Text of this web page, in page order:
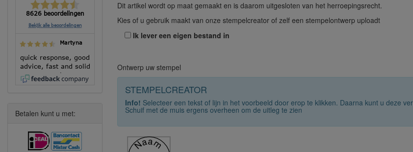
Dit artikel wordt op maat gemaakt en is daarom uitgesloten van het herroepingsrecht.
Kies of u gebruik maakt van onze stempelcreator of zelf een stempelontwerp uploadt
Ik lever een eigen bestand in
Ontwerp uw stempel
STEMPELCREATOR
Info! Selecteer een tekst of lijn in het voorbeeld door erop te klikken. Daarna kunt u deze
Schuif met de muis ergens overheen om de uitleg te zien
Naam
8626 beoordelingen
Bekijk alle beoordelingen
Martyna
quick response, good
advice, fast and solid
execution!
Betalen kunt u met: